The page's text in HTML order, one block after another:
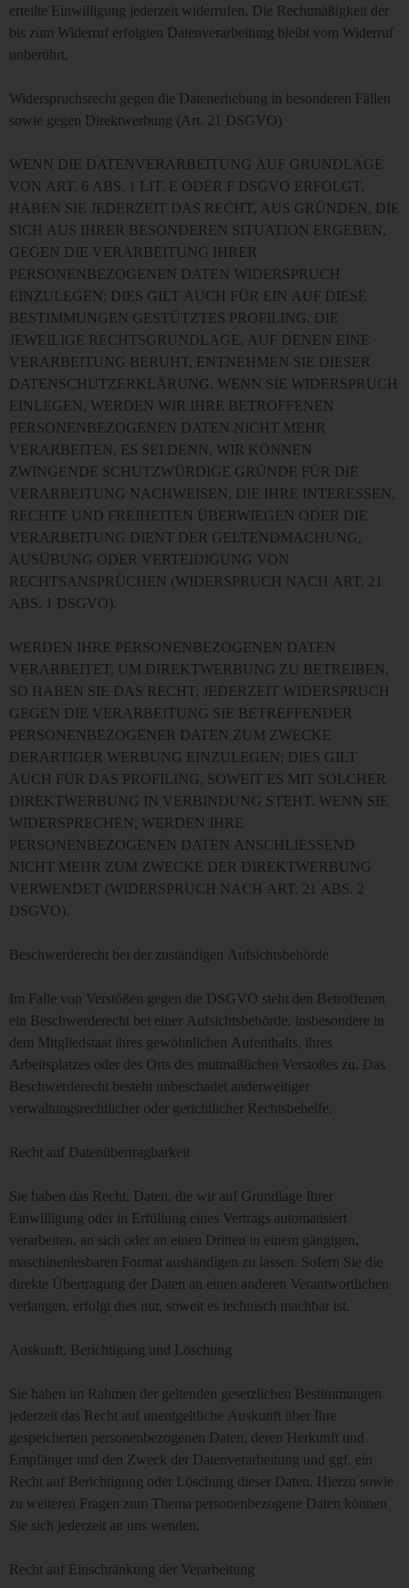
erteilte Einwilligung jederzeit widerrufen. Die Rechtmäßigkeit der
bis zum Widerruf erfolgten Datenverarbeitung bleibt vom Widerruf
unberührt.
Widerspruchsrecht gegen die Datenerhebung in besonderen Fällen
sowie gegen Direktwerbung (Art. 21 DSGVO)
WENN DIE DATENVERARBEITUNG AUF GRUNDLAGE
VON ART. 6 ABS. 1 LIT. E ODER F DSGVO ERFOLGT,
HABEN SIE JEDERZEIT DAS RECHT, AUS GRÜNDEN, DIE
SICH AUS IHRER BESONDEREN SITUATION ERGEBEN,
GEGEN DIE VERARBEITUNG IHRER
PERSONENBEZOGENEN DATEN WIDERSPRUCH
EINZULEGEN; DIES GILT AUCH FÜR EIN AUF DIESE
BESTIMMUNGEN GESTÜTZTES PROFILING. DIE
JEWEILIGE RECHTSGRUNDLAGE, AUF DENEN EINE
VERARBEITUNG BERUHT, ENTNEHMEN SIE DIESER
DATENSCHUTZERKLÄRUNG. WENN SIE WIDERSPRUCH
EINLEGEN, WERDEN WIR IHRE BETROFFENEN
PERSONENBEZOGENEN DATEN NICHT MEHR
VERARBEITEN, ES SEI DENN, WIR KÖNNEN
ZWINGENDE SCHUTZWÜRDIGE GRÜNDE FÜR DIE
VERARBEITUNG NACHWEISEN, DIE IHRE INTERESSEN,
RECHTE UND FREIHEITEN ÜBERWIEGEN ODER DIE
VERARBEITUNG DIENT DER GELTENDMACHUNG,
AUSÜBUNG ODER VERTEIDIGUNG VON
RECHTSANSPRÜCHEN (WIDERSPRUCH NACH ART. 21
ABS. 1 DSGVO).
WERDEN IHRE PERSONENBEZOGENEN DATEN
VERARBEITET, UM DIREKTWERBUNG ZU BETREIBEN,
SO HABEN SIE DAS RECHT, JEDERZEIT WIDERSPRUCH
GEGEN DIE VERARBEITUNG SIE BETREFFENDER
PERSONENBEZOGENER DATEN ZUM ZWECKE
DERARTIGER WERBUNG EINZULEGEN; DIES GILT
AUCH FÜR DAS PROFILING, SOWEIT ES MIT SOLCHER
DIREKTWERBUNG IN VERBINDUNG STEHT. WENN SIE
WIDERSPRECHEN, WERDEN IHRE
PERSONENBEZOGENEN DATEN ANSCHLIESSEND
NICHT MEHR ZUM ZWECKE DER DIREKTWERBUNG
VERWENDET (WIDERSPRUCH NACH ART. 21 ABS. 2
DSGVO).
Beschwerde­recht bei der zuständigen Aufsichts­behörde
Im Falle von Verstößen gegen die DSGVO steht den Betroffenen
ein Beschwerderecht bei einer Aufsichtsbehörde, insbesondere in
dem Mitgliedstaat ihres gewöhnlichen Aufenthalts, ihres
Arbeitsplatzes oder des Orts des mutmaßlichen Verstoßes zu. Das
Beschwerderecht besteht unbeschadet anderweitiger
verwaltungsrechtlicher oder gerichtlicher Rechtsbehelfe.
Recht auf Daten­übertrag­barkeit
Sie haben das Recht, Daten, die wir auf Grundlage Ihrer
Einwilligung oder in Erfüllung eines Vertrags automatisiert
verarbeiten, an sich oder an einen Dritten in einem gängigen,
maschinenlesbaren Format aushändigen zu lassen. Sofern Sie die
direkte Übertragung der Daten an einen anderen Verantwortlichen
verlangen, erfolgt dies nur, soweit es technisch machbar ist.
Auskunft, Berichtigung und Löschung
Sie haben im Rahmen der geltenden gesetzlichen Bestimmungen
jederzeit das Recht auf unentgeltliche Auskunft über Ihre
gespeicherten personenbezogenen Daten, deren Herkunft und
Empfänger und den Zweck der Datenverarbeitung und ggf. ein
Recht auf Berichtigung oder Löschung dieser Daten. Hierzu sowie
zu weiteren Fragen zum Thema personenbezogene Daten können
Sie sich jederzeit an uns wenden.
Recht auf Einschränkung der Verarbeitung